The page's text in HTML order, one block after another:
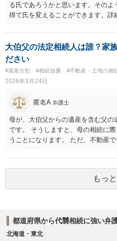
る氏であろうかと思います。その
得て氏を変えることができます。
大伯父の法定相続人は誰？家
ださい
#遺産分割 #相続放棄 #不動産・土地の相
2026年3月24日
匿名A 弁護士
母が、大伯父からの遺産を含む父の
です。 そうしますと、母の相続に
うことになります。 ただ、不動産
もっ
都道府県から代襲相続に強い弁
北海道・東北